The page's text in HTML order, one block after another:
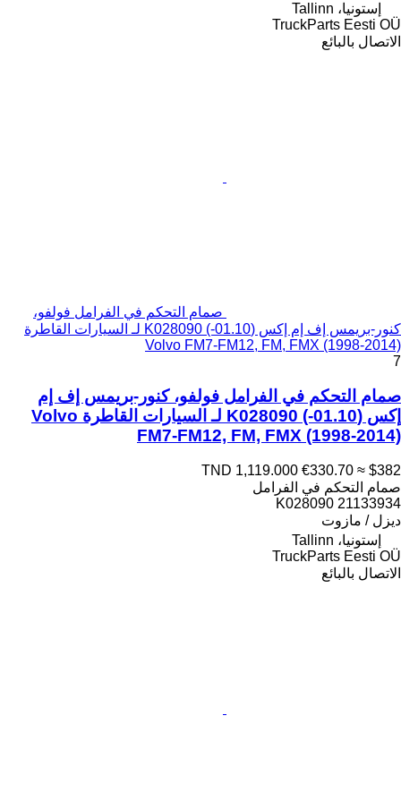
إستونيا، Tallinn
TruckParts Eesti OÜ
الاتصال بالبائع
صمام التحكم في الفرامل فولفو،
كنور-بريمس إف إم إكس (01.10-) K028090 لـ السيارات القاطرة
Volvo FM7-FM12, FM, FMX (1998-2014)
7
صمام التحكم في الفرامل فولفو، كنور-بريمس إف إم
إكس (01.10-) K028090 لـ السيارات القاطرة Volvo
FM7-FM12, FM, FMX (1998-2014)
TND 1,119.000 €330.70 ≈ $382
صمام التحكم في الفرامل
K028090 21133934
ديزل / مازوت
إستونيا، Tallinn
TruckParts Eesti OÜ
الاتصال بالبائع